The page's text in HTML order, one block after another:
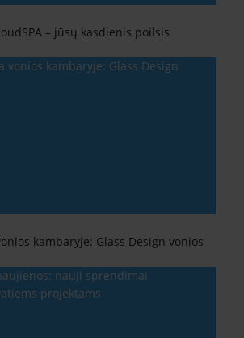
– jūsų kasdienis poilsis
kambaryje: Glass Design vonios